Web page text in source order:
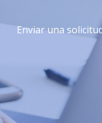
Enviar una